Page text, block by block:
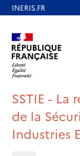
contenu
principal
Aller au
Aller au pied
SSTIE -
de la
Industries